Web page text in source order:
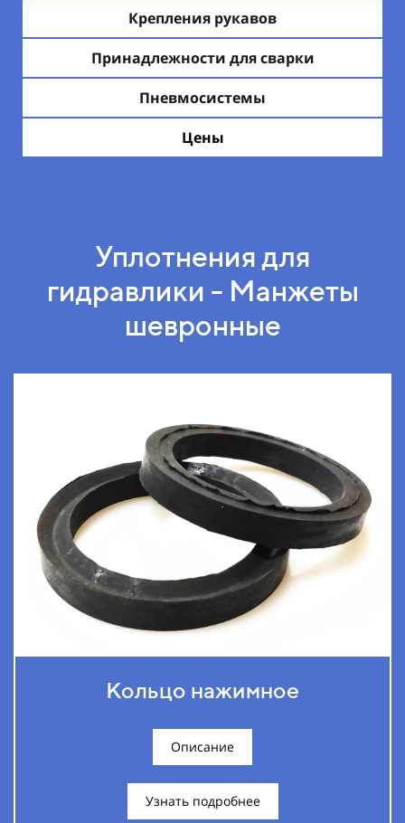
Крепления рукавов
Принадлежности для сварки
Пневмосистемы
Цены
Уплотнения для
гидравлики - Манжеты
шевронные
Кольцо нажимное
Описание
Узнать подробнее